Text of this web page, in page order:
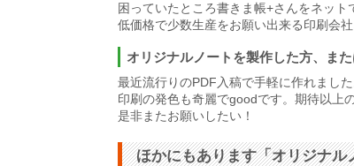
困っていたところ書きま帳+さんをネット
低価格で少数生産をお願い出来る印刷会
オリジナルノートを製作した方、ま
最近流行りのPDF入稿で手軽に作れました
印刷の発色も奇麗でgoodです。期待以上
是非またお願いしたい！
ほかにもあります「オリジナル